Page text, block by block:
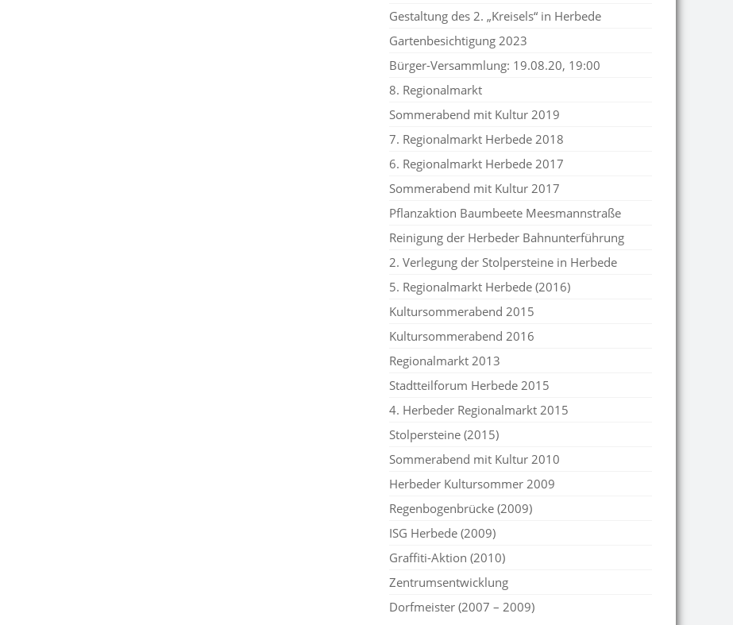
Gestaltung des 2. „Kreisels“ in Herbede
Gartenbesichtigung 2023
Bürger-Versammlung: 19.08.20, 19:00
8. Regionalmarkt
Sommerabend mit Kultur 2019
7. Regionalmarkt Herbede 2018
6. Regionalmarkt Herbede 2017
Sommerabend mit Kultur 2017
Pflanzaktion Baumbeete Meesmannstraße
Reinigung der Herbeder Bahnunterführung
2. Verlegung der Stolpersteine in Herbede
5. Regionalmarkt Herbede (2016)
Kultursommerabend 2015
Kultursommerabend 2016
Regionalmarkt 2013
Stadtteilforum Herbede 2015
4. Herbeder Regionalmarkt 2015
Stolpersteine (2015)
Sommerabend mit Kultur 2010
Herbeder Kultursommer 2009
Regenbogenbrücke (2009)
ISG Herbede (2009)
Graffiti-Aktion (2010)
Zentrumsentwicklung
Dorfmeister (2007 – 2009)